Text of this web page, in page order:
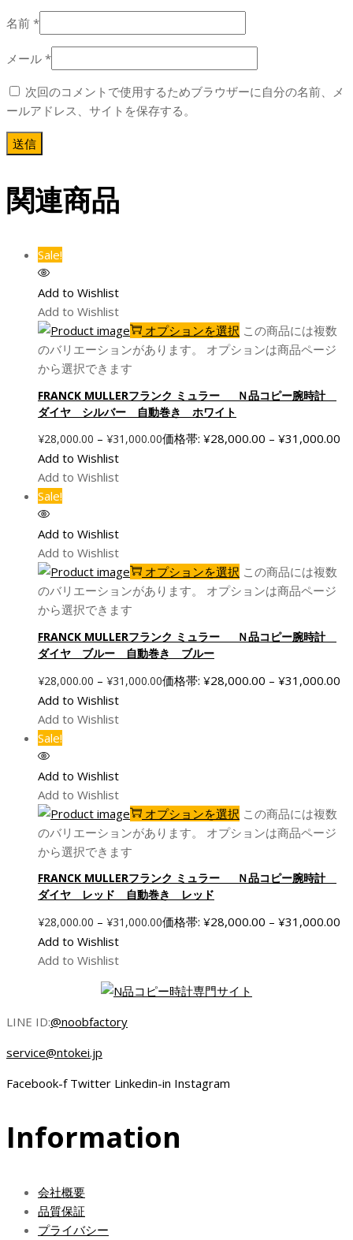
名前 *
メール *
次回のコメントで使用するためブラウザーに自分の名前、メ
ールアドレス、サイトを保存する。
関連商品
Sale!
Add to Wishlist
Add to Wishlist
オプションを選択 この商品には複数
のバリエーションがあります。 オプションは商品ページ
から選択できます
FRANCK MULLERフランク ミュラー Ｎ品コピー腕時計
ダイヤ シルバー 自動巻き ホワイト
¥28,000.00 – ¥31,000.00価格帯: ¥28,000.00 – ¥31,000.00
Add to Wishlist
Add to Wishlist
Sale!
Add to Wishlist
Add to Wishlist
オプションを選択 この商品には複数
のバリエーションがあります。 オプションは商品ページ
から選択できます
FRANCK MULLERフランク ミュラー Ｎ品コピー腕時計
ダイヤ ブルー 自動巻き ブルー
¥28,000.00 – ¥31,000.00価格帯: ¥28,000.00 – ¥31,000.00
Add to Wishlist
Add to Wishlist
Sale!
Add to Wishlist
Add to Wishlist
オプションを選択 この商品には複数
のバリエーションがあります。 オプションは商品ページ
から選択できます
FRANCK MULLERフランク ミュラー Ｎ品コピー腕時計
ダイヤ レッド 自動巻き レッド
¥28,000.00 – ¥31,000.00価格帯: ¥28,000.00 – ¥31,000.00
Add to Wishlist
Add to Wishlist
LINE ID:@noobfactory
service@ntokei.jp
Facebook-f Twitter Linkedin-in Instagram
Information
会社概要
品質保証
プライバシー